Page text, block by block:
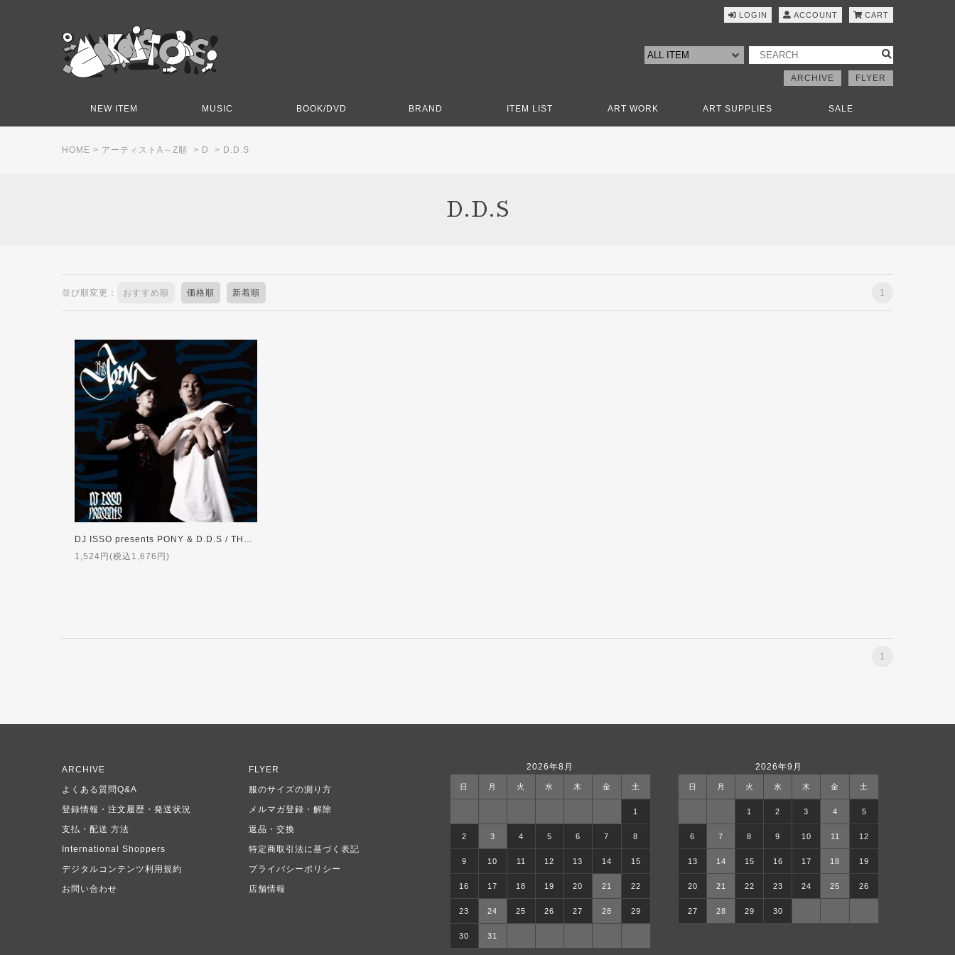
LOGIN ACCOUNT CART
ARCHIVE FLYER
NEW ITEM MUSIC BOOK/DVD BRAND ITEM LIST ART WORK ART SUPPLIES SALE
HOME > アーティストA～Z順 > D > D.D.S
D.D.S
並び順変更： おすすめ順 価格順 新着順 1
DJ ISSO presents PONY & D.D.S / THE JOINT【特典付】
1,524円(税込1,676円)
1
2026年8月
日 月 火 水 木 金 土
1
2 3 4 5 6 7 8
9 10 11 12 13 14 15
16 17 18 19 20 21 22
23 24 25 26 27 28 29
30 31
2026年9月
日 月 火 水 木 金 土
1 2 3 4 5
6 7 8 9 10 11 12
13 14 15 16 17 18 19
20 21 22 23 24 25 26
27 28 29 30
ARCHIVE
FLYER
よくある質問Q&A
服のサイズの測り方
登録情報・注文履歴・発送状況
メルマガ登録・解除
支払・配送 方法
返品・交換
International Shoppers
特定商取引法に基づく表記
デジタルコンテンツ利用規約
プライバシーポリシー
お問い合わせ
店舗情報